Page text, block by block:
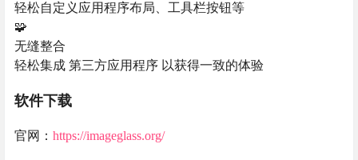
轻松自定义应用程序布局、工具栏按钮等
🧩
无缝整合
轻松集成 第三方应用程序 以获得一致的体验
软件下载
官网： https://imageglass.org/